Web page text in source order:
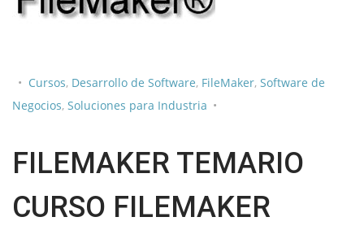
Cursos, Desarrollo de Software, FileMaker, Software de
Negocios, Soluciones para Industria
FILEMAKER TEMARIO
CURSO FILEMAKER